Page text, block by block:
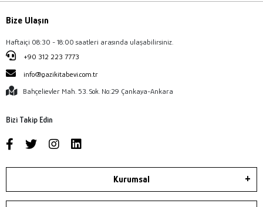
Bize Ulaşın
Haftaiçi 08:30 - 18:00 saatleri arasında ulaşabilirsiniz.
+90 312 223 7773
info@gazikitabevi.com.tr
Bahçelievler Mah. 53. Sok. No:29 Çankaya-Ankara
Bizi Takip Edin
Kurumsal